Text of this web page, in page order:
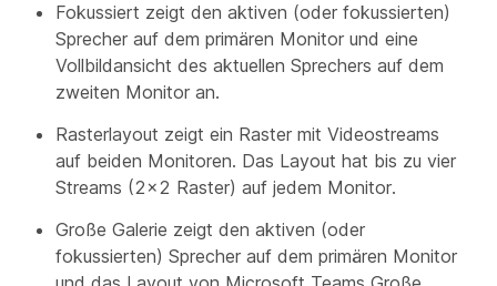
Fokussiert zeigt den aktiven (oder fokussierten)
Sprecher auf dem primären Monitor und eine
Vollbildansicht des aktuellen Sprechers auf dem
zweiten Monitor an.
Rasterlayout zeigt ein Raster mit Videostreams
auf beiden Monitoren. Das Layout hat bis zu vier
Streams (2x2 Raster) auf jedem Monitor.
Große Galerie zeigt den aktiven (oder
fokussierten) Sprecher auf dem primären Monitor